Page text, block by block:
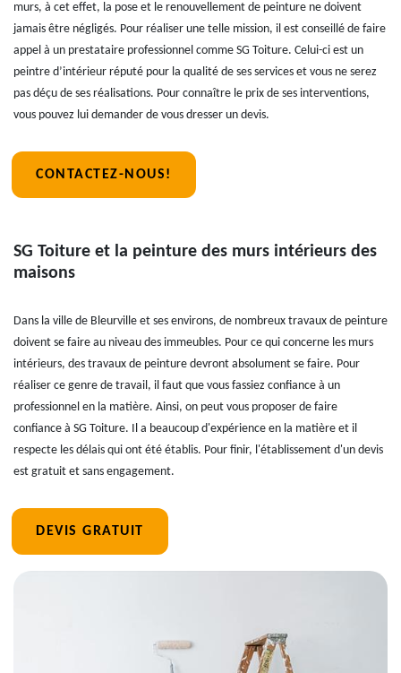
murs, à cet effet, la pose et le renouvellement de peinture ne doivent
jamais être négligés. Pour réaliser une telle mission, il est conseillé de faire
appel à un prestataire professionnel comme SG Toiture. Celui-ci est un
peintre d’intérieur réputé pour la qualité de ses services et vous ne serez
pas déçu de ses réalisations. Pour connaître le prix de ses interventions,
vous pouvez lui demander de vous dresser un devis.
CONTACTEZ-NOUS!
SG Toiture et la peinture des murs intérieurs des
maisons
Dans la ville de Bleurville et ses environs, de nombreux travaux de peinture
doivent se faire au niveau des immeubles. Pour ce qui concerne les murs
intérieurs, des travaux de peinture devront absolument se faire. Pour
réaliser ce genre de travail, il faut que vous fassiez confiance à un
professionnel en la matière. Ainsi, on peut vous proposer de faire
confiance à SG Toiture. Il a beaucoup d'expérience en la matière et il
respecte les délais qui ont été établis. Pour finir, l'établissement d'un devis
est gratuit et sans engagement.
DEVIS GRATUIT